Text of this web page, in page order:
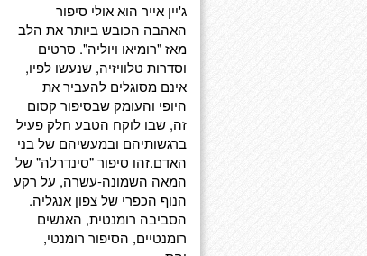
ג'יין אייר הוא אולי סיפור
האהבה הכובש ביותר את הלב
מאז "רומיאו ויוליה". סרטים
וסדרות טלוויזיה, שנעשו לפיו,
אינם מסוגלים להעביר את
היופי והעומק שבסיפור קסום
זה, שבו לוקח הטבע חלק פעיל
ברגשותיהם ובמעשיהם של בני
האדם.זהו סיפור "סינדרלה" של
המאה השמונה-עשרה, על רקע
הנוף הכפרי של צפון אנגליה.
הסביבה רומנטית, האנשים
רומנטיים, הסיפור רומנטי,